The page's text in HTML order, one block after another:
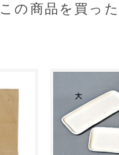
この商品を買っ